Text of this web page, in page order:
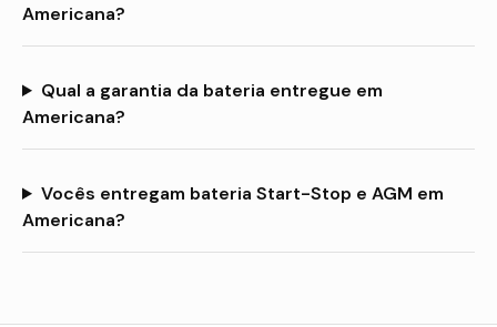
Americana?
Qual a garantia da bateria entregue em
Americana?
Vocês entregam bateria Start-Stop e AGM em
Americana?